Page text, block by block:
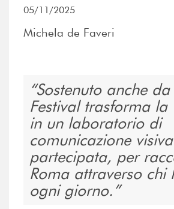
05/11/2025
Michela de Faveri
Sostenuto anche da
Festival trasforma la
in un laboratorio di
comunicazione
partecipata, per
Roma attraverso chi
ogni giorno.